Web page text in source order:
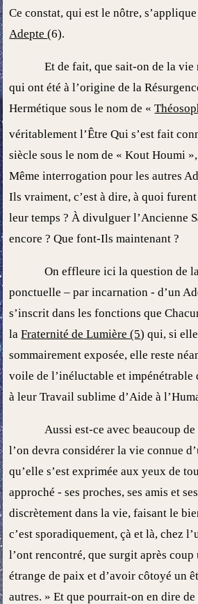
Ce constat, qui est le nôtre,
Adepte(6).
Et de fait, que sait-on de la vie
qui ont été à l’origine de la
Hermétique sous le nom de «
véritablement l’Être Qui s’est fait
siècle sous le nom de « Kout Houmi
Même interrogation pour les autres
Ils vraiment, c’est à dire, à quoi
leur temps ? À divulguer l’Ancienne
encore ? Que font-Ils maintenant ?
On effleure ici la question de
ponctuelle – par incarnation - d’un
s’inscrit dans les fonctions que
laFraternité de Lumière (5) qui, si
sommairement exposée, elle reste
voile de l’inéluctable et impénétrable
à leur Travail sublime d’Aide à
Aussi est-ce avec beaucoup
l’on devra considérer la vie connue
qu’elle s’est exprimée aux yeux de
approché - ses proches, ses amis et
discrètement dans la vie, faisant le
c’est sporadiquement, çà et là, chez
l’ont rencontré, que surgit après coup
étrange de paix et d’avoir côtoyé un
autres. » Et que pourrait-on en dire